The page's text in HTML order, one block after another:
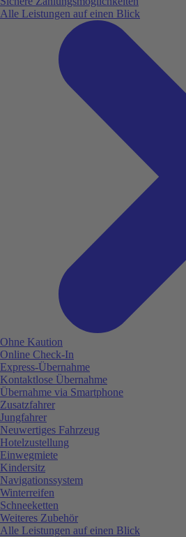
Alle Leistungen auf einen Blick
Ohne Kaution
Online Check-In
Express-Übernahme
Kontaktlose Übernahme
Übernahme via Smartphone
Zusatzfahrer
Jungfahrer
Neuwertiges Fahrzeug
Hotelzustellung
Einwegmiete
Kindersitz
Navigationssystem
Winterreifen
Schneeketten
Weiteres Zubehör
Alle Leistungen auf einen Blick